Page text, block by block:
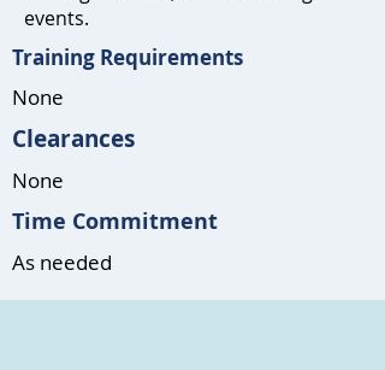
events.
Training Requirements
None
Clearances
None
Time Commitment
As needed